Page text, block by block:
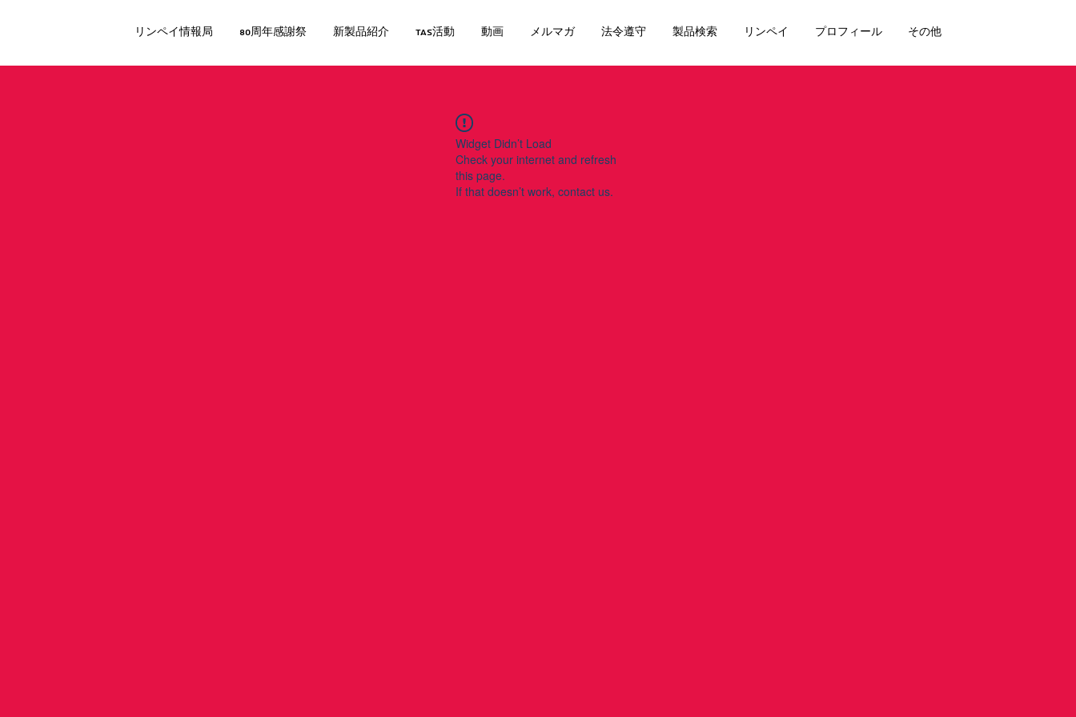
リンペイ情報局 80周年感謝祭 新製品紹介 TAS活動 動画 メルマガ 法令遵守 製品検索 リンペイ プロフィール その他
Widget Didn’t Load
Check your internet and refresh
this page.
If that doesn’t work, contact us.